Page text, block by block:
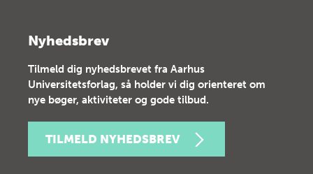
Nyhedsbrev
Tilmeld dig nyhedsbrevet fra Aarhus
Universitetsforlag, så holder vi dig orienteret om
nye bøger, aktiviteter og gode tilbud.
TILMELD NYHEDSBREV